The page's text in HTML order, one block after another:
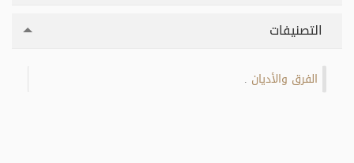
التصنيفات
الفرق والأديان